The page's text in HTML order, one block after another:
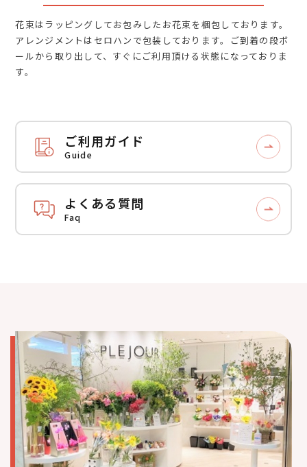
花束はラッピングしてお包みしたお花束を梱包しております。
アレンジメントはセロハンで包装しております。ご到着の段ボ
ールから取り出して、すぐにご利用頂ける状態になっておりま
す。
ご利用ガイド
Guide
よくある質問
Faq